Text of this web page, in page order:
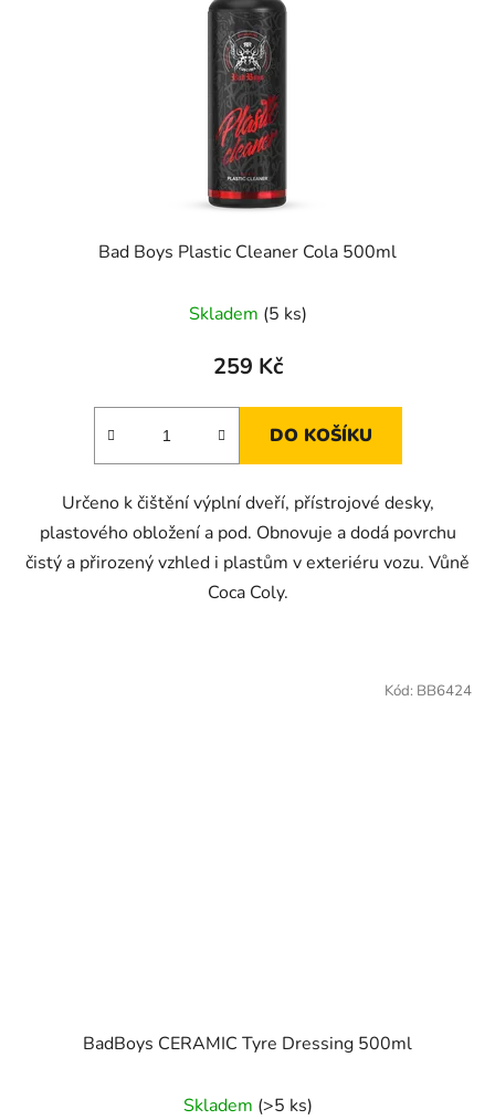
Bad Boys Plastic Cleaner Cola 500ml
Skladem (5 ks)
259 Kč
DO KOŠÍKU
Určeno k čištění výplní dveří, přístrojové desky,
plastového obložení a pod. Obnovuje a dodá povrchu
čistý a přirozený vzhled i plastům v exteriéru vozu. Vůně
Coca Coly.
BadBoys CERAMIC Tyre Dressing 500ml
Skladem (>5 ks)
Kód: BB6424